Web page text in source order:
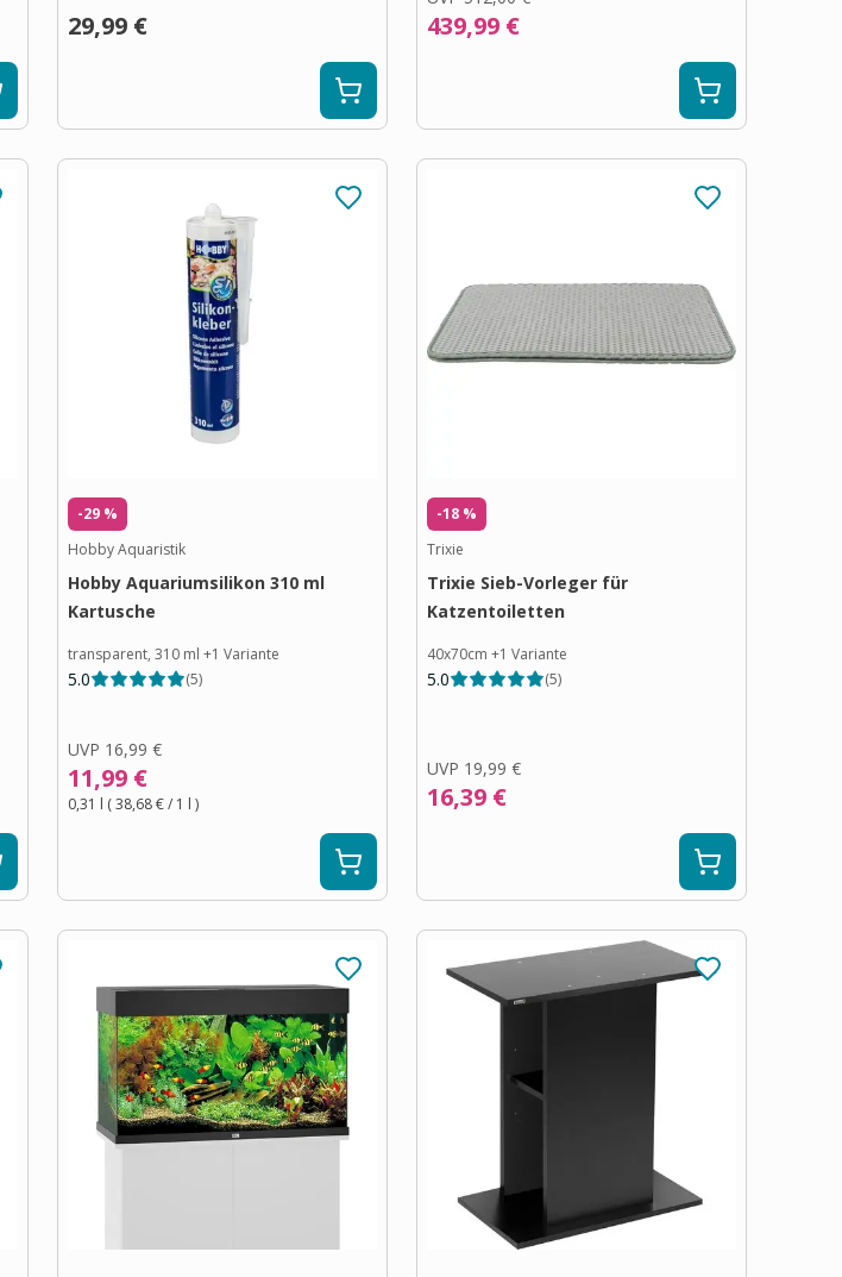
29,99 € 439,99 €
-29 %
Hobby Aquaristik
Hobby Aquariumsilikon 310 ml
Kartusche
transparent, 310 ml +1 Variante
5.0 (5)
UVP 16,99 €
11,99 €
0,31 l (38,68 €/ 1 l )
-18 %
Trixie
Trixie Sieb-Vorleger für
Katzentoiletten
40x70cm +1 Variante
5.0 (5)
UVP 19,99 €
16,39 €